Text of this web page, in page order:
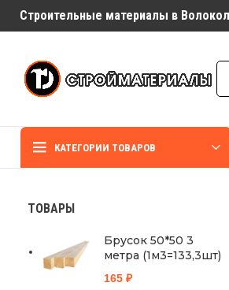
Строительные материалы в
КАТЕГОРИИ ТОВАРОВ
ТОВАРЫ
Брусок 50*50 3
метра (1м3=133,3шт)
165 ₽